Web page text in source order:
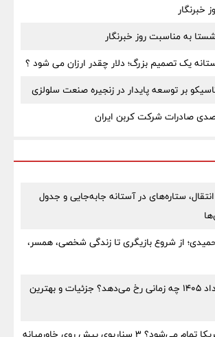
خبرنگار
به مناسبت روز خبرنگار
یک تصمیم بزرگ؛ دلار چقدر ارزان می شود ؟
بر توسعه پایدار در زنجیره صنعت سلولزی
ستاره‌های در آستانه جابه‌جایی و جدول
حمیدی؛ از شروع بازیگری تا زندگی شخصی، همسر،
کسوف بزرگ مرداد ۱۴۰۵ چه زمانی رخ می‌دهد؟ جزئیات و بهترین